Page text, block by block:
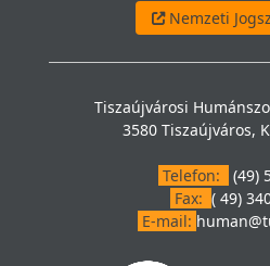
Nemzeti
Tiszaújvárosi
3580 Tiszaújváros,
Telefon:
(49)
Fax: ( 49)
E-mail: